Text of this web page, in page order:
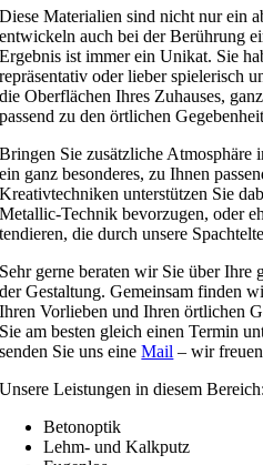
Diese Materialien sind nicht nur ein
entwickeln auch bei der Berührung
Ergebnis ist immer ein Unikat. Sie
repräsentativ oder lieber spielerisch
die Oberflächen Ihres Zuhauses,
passend zu den örtlichen
Bringen Sie zusätzliche Atmosphäre
ein ganz besonderes, zu Ihnen
Kreativtechniken unterstützen Sie
Metallic-Technik bevorzugen, oder
tendieren, die durch unsere
Sehr gerne beraten wir Sie über
der Gestaltung. Gemeinsam finden
Ihren Vorlieben und Ihren örtlichen
Sie am besten gleich einen Termin
senden Sie uns eineMail – wir
Unsere Leistungen in diesem Bereich:
Betonoptik
Lehm- und Kalkputz